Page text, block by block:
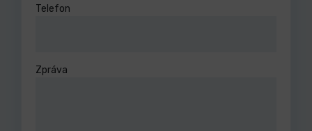
Telefon
Zpráva